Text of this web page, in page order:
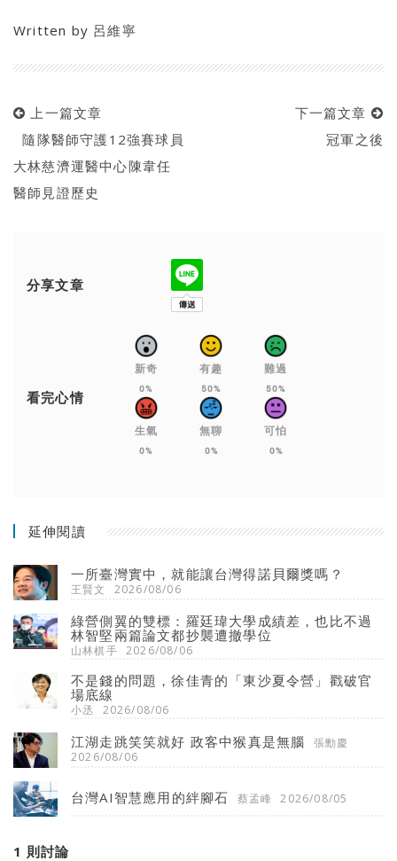
Written by 呂維寧
上一篇文章
隨隊醫師守護12強賽球員
大林慈濟運醫中心陳韋任
醫師見證歷史
下一篇文章
冠軍之後
分享文章
看完心情
新奇
0%
有趣
50%
難過
50%
生氣
0%
無聊
0%
可怕
0%
延伸閱讀
一所臺灣實中，就能讓台灣得諾貝爾獎嗎？
王賢文 2026/08/06
綠營側翼的雙標：羅廷瑋大學成績差，也比不過
林智堅兩篇論文都抄襲遭撤學位
山林棋手 2026/08/06
不是錢的問題，徐佳青的「東沙夏令營」戳破官
場底線
小丞 2026/08/06
江湖走跳笑笑就好 政客中猴真是無腦
張勳慶
2026/08/06
台灣AI智慧應用的絆腳石 蔡孟峰 2026/08/05
1 則討論